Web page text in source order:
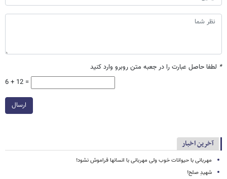
* لطفا حاصل عبارت را در جعبه متن روبرو وارد کنید
6 + 12 =
ارسال
آخرین اخبار
مهربانی با حیوانات خوب ولی مهربانی با انسانها فراموش نشود!
شهیدِ صلح!